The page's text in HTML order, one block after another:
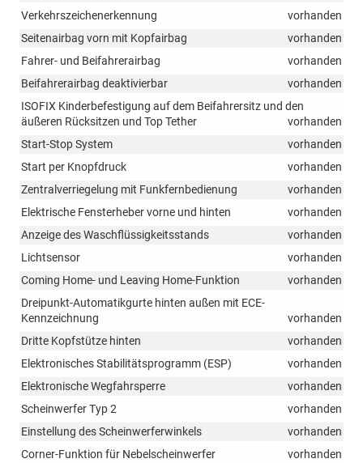
Verkehrszeichenerkennung
vorhanden
Seitenairbag vorn mit Kopfairbag
vorhanden
Fahrer- und Beifahrerairbag
vorhanden
Beifahrerairbag deaktivierbar
vorhanden
ISOFIX Kinderbefestigung auf dem Beifahrersitz und den
äußeren Rücksitzen und Top Tether
vorhanden
Start-Stop System
vorhanden
Start per Knopfdruck
vorhanden
Zentralverriegelung mit Funkfernbedienung
vorhanden
Elektrische Fensterheber vorne und hinten
vorhanden
Anzeige des Waschflüssigkeitsstands
vorhanden
Lichtsensor
vorhanden
Coming Home- und Leaving Home-Funktion
vorhanden
Dreipunkt-Automatikgurte hinten außen mit ECE-
Kennzeichnung
vorhanden
Dritte Kopfstütze hinten
vorhanden
Elektronisches Stabilitätsprogramm (ESP)
vorhanden
Elektronische Wegfahrsperre
vorhanden
Scheinwerfer Typ 2
vorhanden
Einstellung des Scheinwerferwinkels
vorhanden
Corner-Funktion für Nebelscheinwerfer
vorhanden